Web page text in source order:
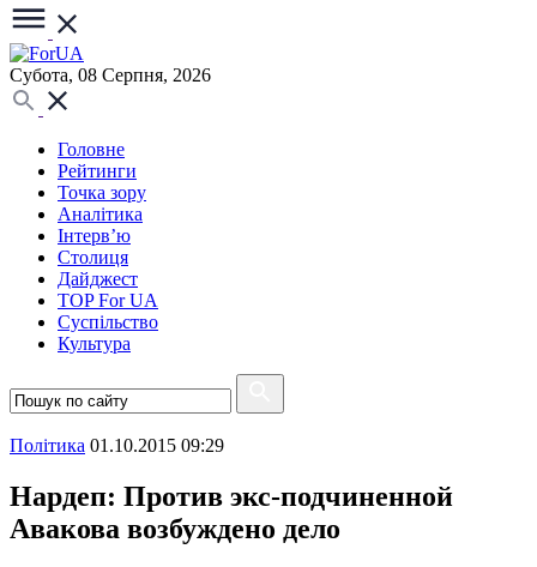
Субота, 08 Серпня, 2026
Головне
Рейтинги
Точка зору
Аналітика
Інтерв’ю
Столиця
Дайджест
TOP For UA
Суспiльство
Культура
Полiтика 01.10.2015 09:29
Нардеп: Против экс-подчиненной
Авакова возбуждено дело